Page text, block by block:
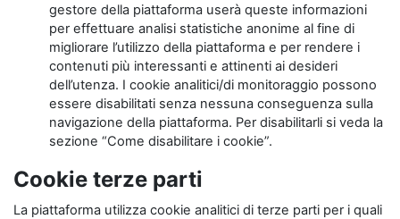
gestore della piattaforma userà queste informazioni
per effettuare analisi statistiche anonime al fine di
migliorare l’utilizzo della piattaforma e per rendere i
contenuti più interessanti e attinenti ai desideri
dell’utenza. I cookie analitici/di monitoraggio possono
essere disabilitati senza nessuna conseguenza sulla
navigazione della piattaforma. Per disabilitarli si veda la
sezione “Come disabilitare i cookie”.
Cookie terze parti
La piattaforma utilizza cookie analitici di terze parti per i quali